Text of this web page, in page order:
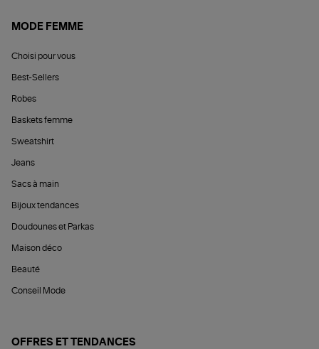
MODE FEMME
Choisi pour vous
Best-Sellers
Robes
Baskets femme
Sweatshirt
Jeans
Sacs à main
Bijoux tendances
Doudounes et Parkas
Maison déco
Beauté
Conseil Mode
OFFRES ET TENDANCES